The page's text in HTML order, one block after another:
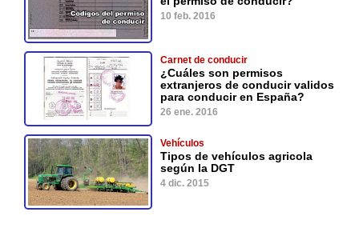
10 feb. 2016
Carnet de conducir
¿Cuáles son permisos
extranjeros de conducir validos
para conducir en España?
26 ene. 2016
Vehículos
Tipos de vehículos agricola
según la DGT
4 dic. 2015